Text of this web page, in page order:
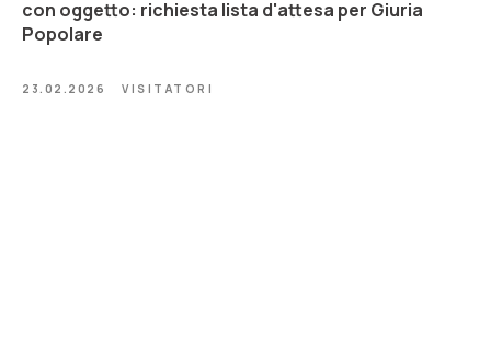
con oggetto: richiesta lista d'attesa per Giuria
Popolare
23.02.2026 VISITATORI